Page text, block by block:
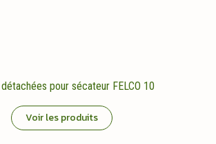
pour sécateur FELCO 10
Voir les produits